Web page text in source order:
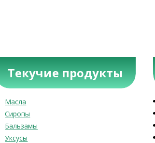
Текучие продукты
Масла
Сиропы
Бальзамы
Уксусы